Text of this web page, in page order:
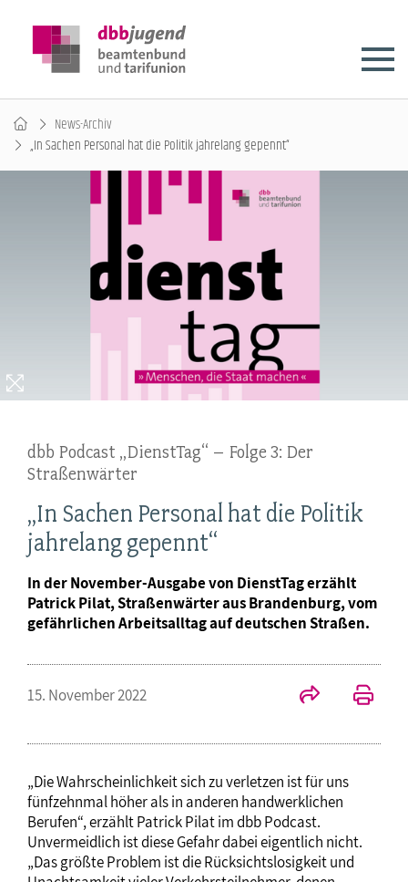
News-Archiv
„In Sachen Personal hat die Politik jahrelang gepennt“
dbb Podcast „DienstTag“ – Folge 3: Der
Straßenwärter
„In Sachen Personal hat die Politik
jahrelang gepennt“
In der November-Ausgabe von DienstTag erzählt
Patrick Pilat, Straßenwärter aus Brandenburg, vom
gefährlichen Arbeitsalltag auf deutschen Straßen.
15. November 2022
„Die Wahrscheinlichkeit sich zu verletzen ist für uns
fünfzehnmal höher als in anderen handwerklichen
Berufen“, erzählt Patrick Pilat im dbb Podcast.
Unvermeidlich ist diese Gefahr dabei eigentlich nicht.
„Das größte Problem ist die Rücksichtslosigkeit und